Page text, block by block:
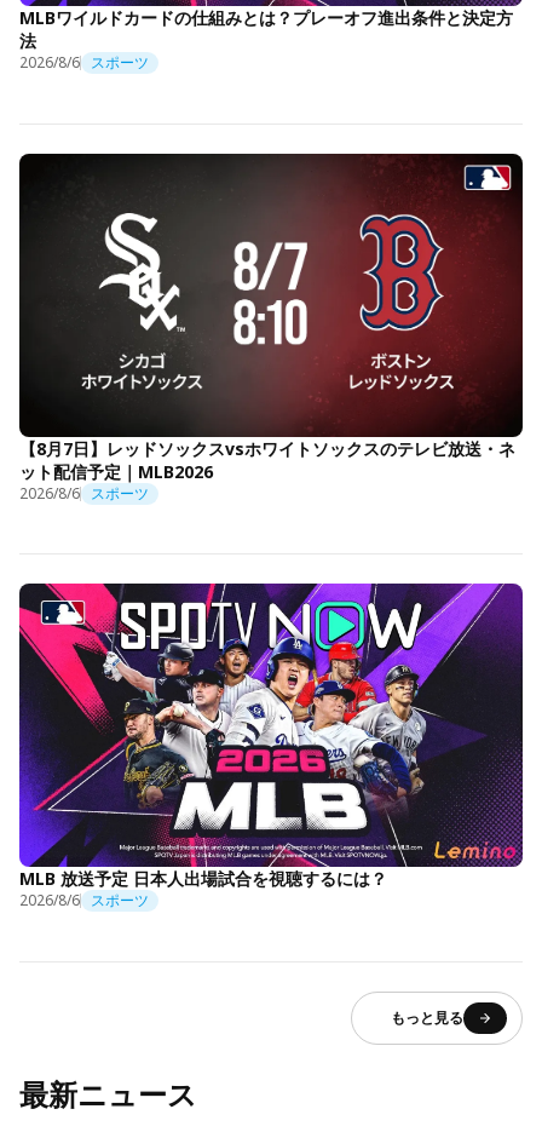
MLBワイルドカードの仕組みとは？プレーオフ進出条件と決定方
法
2026/8/6 スポーツ
【8月7日】レッドソックスvsホワイトソックスのテレビ放送・ネ
ット配信予定｜MLB2026
2026/8/6 スポーツ
MLB 放送予定 日本人出場試合を視聴するには？
2026/8/6 スポーツ
もっと見る
最新ニュース